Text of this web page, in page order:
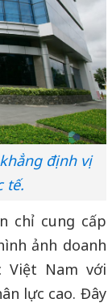
định vị
tế.
chỉ cung cấp
ảnh doanh
Việt Nam với
lực cao. Đây